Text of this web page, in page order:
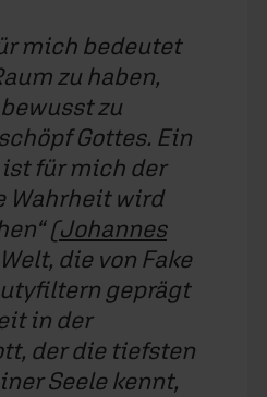
mich bedeutet
zu haben,
zu
Gottes. Ein
für mich der
Wahrheit wird
(Johannes
die von Fake
geprägt
in der
der die tiefsten
Seele kennt,